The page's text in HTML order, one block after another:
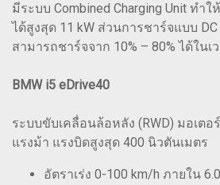
มีระบบ Combined Charging Unit ทำ
ได้สูงสุด 11 kW ส่วนการชาร์จแบบ
สามารถชาร์จจาก 10% – 80% ได้ใน
BMW i5 eDrive40
ระบบขับเคลื่อนล้อหลัง (RWD) มอเตอ
แรงม้า แรงบิดสูงสุด 400 นิวตันเมตร
อัตราเร่ง 0-100 km/h ภายใน